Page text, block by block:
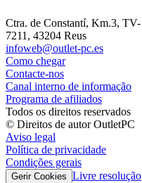
Ctra. de Constantí, Km.3, TV-
7211, 43204 Reus
infoweb@outlet-pc.es
Como chegar
Contacte-nos
Canal interno de informação
Programa de afiliados
Todos os direitos reservados
© Direitos de autor OutletPC
Aviso legal
Política de privacidade
Condições gerais
Gerir Cookies Livre resolução